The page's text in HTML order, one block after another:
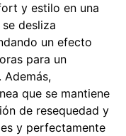
y estilo en una
desliza
un efecto
para un
que se mantiene
de resequedad y
y perfectamente